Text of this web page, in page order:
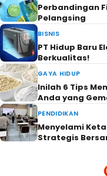
Perbandingan
Pelangsing
BISNIS
PT Hidup Baru
Berkualitas!
GAYA HIDUP
Inilah 6 Tips
Anda yang
PENDIDIKAN
Menyelami
Strategis